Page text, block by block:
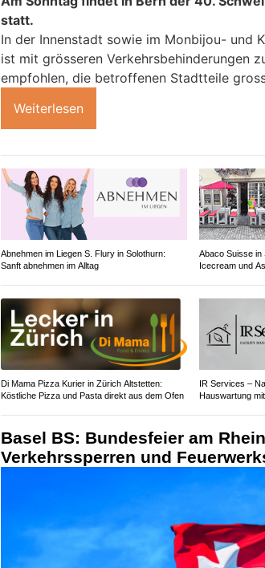
statt.
In der Innenstadt sowie im Monbijou- und
ist mit grösseren Verkehrsbehinderungen
empfohlen, die betroffenen Stadtteile
Weiterlesen
Abnehmen im Liegen S. Flury in Solothurn:
Sanft abnehmen im Alltag
Abaco Suisse in
Icecream und
Di Mama Pizza Kurier in Zürich Altstetten:
Köstliche Pizza und Pasta direkt aus dem Ofen
IR Services –
Hauswartung
Basel BS: Bundesfeier am
Verkehrssperren und